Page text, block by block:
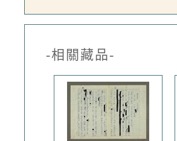
-相關藏品-